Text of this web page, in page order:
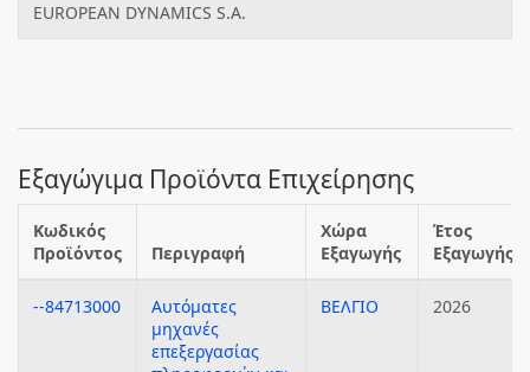
EUROPEAN DYNAMICS S.A.
Εξαγώγιμα Προϊόντα Επιχείρησης
Κωδικός
Προϊόντος
Περιγραφή
Χώρα
Εξαγωγής
Έτος
Εξαγωγής
--84713000
Αυτόματες
μηχανές
επεξεργασίας
ΒΕΛΓΙΟ 2026